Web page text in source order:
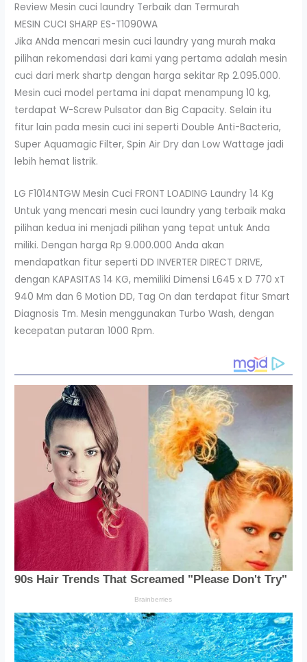
Review Mesin cuci laundry Terbaik dan Termurah
MESIN CUCI SHARP ES-T1090WA
Jika ANda mencari mesin cuci laundry yang murah maka
pilihan rekomendasi dari kami yang pertama adalah mesin
cuci dari merk shartp dengan harga sekitar Rp 2.095.000.
Mesin cuci model pertama ini dapat menampung 10 kg,
terdapat W-Screw Pulsator dan Big Capacity. Selain itu
fitur lain pada mesin cuci ini seperti Double Anti-Bacteria,
Super Aquamagic Filter, Spin Air Dry dan Low Wattage jadi
lebih hemat listrik.
LG F1014NTGW Mesin Cuci FRONT LOADING Laundry 14 Kg
Untuk yang mencari mesin cuci laundry yang terbaik maka
pilihan kedua ini menjadi pilihan yang tepat untuk Anda
miliki. Dengan harga Rp 9.000.000 Anda akan
mendapatkan fitur seperti DD INVERTER DIRECT DRIVE,
dengan KAPASITAS 14 KG, memiliki Dimensi L645 x D 770 xT
940 Mm dan 6 Motion DD, Tag On dan terdapat fitur Smart
Diagnosis Tm. Mesin menggunakan Turbo Wash, dengan
kecepatan putaran 1000 Rpm.